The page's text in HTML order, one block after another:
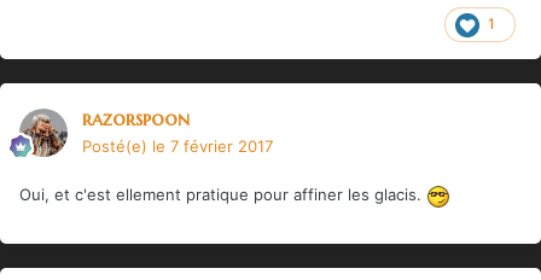
1
razorspoon
Posté(e) le 7 février 2017
Oui, et c'est ellement pratique pour affiner les glacis.